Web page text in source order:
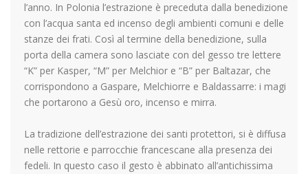
l’anno. In Polonia l’estrazione è preceduta dalla benedizione
con l’acqua santa ed incenso degli ambienti comuni e delle
stanze dei frati. Così al termine della benedizione, sulla
porta della camera sono lasciate con del gesso tre lettere
“K” per Kasper, “M” per Melchior e “B” per Baltazar, che
corrispondono a Gaspare, Melchiorre e Baldassarre: i magi
che portarono a Gesù oro, incenso e mirra.
La tradizione dell’estrazione dei santi protettori, si è diffusa
nelle rettorie e parrocchie francescane alla presenza dei
fedeli. In questo caso il gesto è abbinato all’antichissima